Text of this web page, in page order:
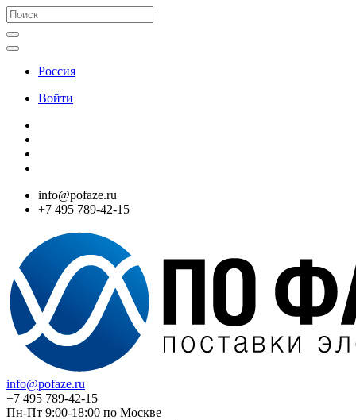
Россия
Войти
info@pofaze.ru
+7 495 789-42-15
info@pofaze.ru
+7 495 789-42-15
Пн-Пт 9:00-18:00 по Москве